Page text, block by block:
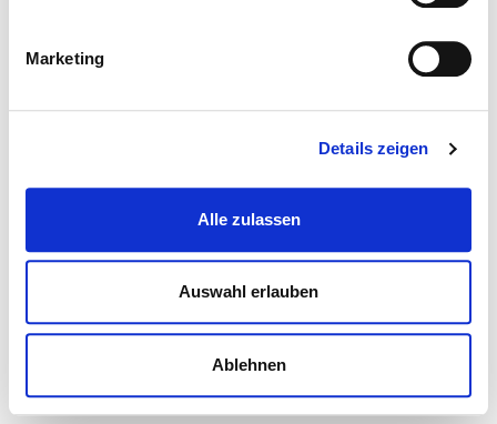
Marketing
Details zeigen
Alle zulassen
Auswahl erlauben
Ablehnen